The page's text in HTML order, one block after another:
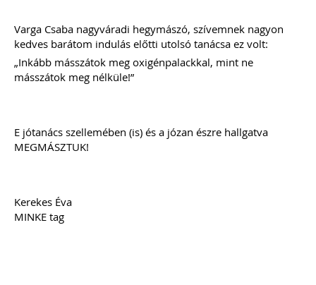
Varga Csaba nagyváradi hegymászó, szívemnek nagyon
kedves barátom indulás előtti utolsó tanácsa ez volt:
„Inkább másszátok meg oxigénpalackkal, mint ne
másszátok meg nélküle!”
E jótanács szellemében (is) és a józan észre hallgatva
MEGMÁSZTUK!
Kerekes Éva
MINKE tag